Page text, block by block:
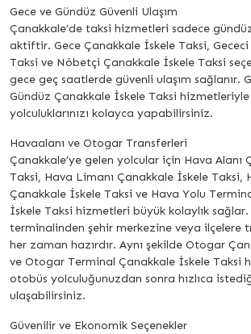
Gece ve Gündüz Güvenli Ulaşım
Çanakkale’de taksi hizmetleri sadece
aktiftir. Gece Çanakkale İskele Taksi,
Taksi ve Nöbetçi Çanakkale İskele Taksi
gece geç saatlerde güvenli ulaşım sağlanır.
Gündüz Çanakkale İskele Taksi
yolculuklarınızı kolayca yapabilirsiniz.
Havaalanı ve Otogar Transferleri
Çanakkale’ye gelen yolcular için Hava Alanı
Taksi, Hava Limanı Çanakkale İskele Taksi,
Çanakkale İskele Taksi ve Hava Yolu
İskele Taksi hizmetleri büyük kolaylık sağlar.
terminalinden şehir merkezine veya ilçelere
her zaman hazırdır. Aynı şekilde Otogar
ve Otogar Terminal Çanakkale İskele Taksi
otobüs yolculuğunuzdan sonra hızlıca
ulaşabilirsiniz.
Güvenilir ve Ekonomik Seçenekler